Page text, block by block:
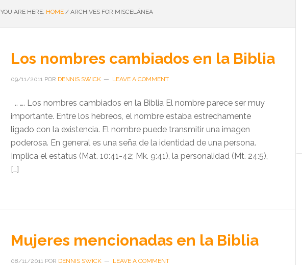
YOU ARE HERE: HOME / ARCHIVES FOR MISCELÁNEA
Los nombres cambiados en la Biblia
09/11/2011 POR DENNIS SWICK LEAVE A COMMENT
.. …. Los nombres cambiados en la Biblia El nombre parece ser muy
importante. Entre los hebreos, el nombre estaba estrechamente
ligado con la existencia. El nombre puede transmitir una imagen
poderosa. En general es una seña de la identidad de una persona.
Implica el estatus (Mat. 10:41-42; Mk. 9:41), la personalidad (Mt. 24:5),
[…]
Mujeres mencionadas en la Biblia
08/11/2011 POR DENNIS SWICK LEAVE A COMMENT